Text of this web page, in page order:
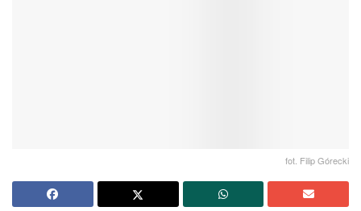
fot. Filip Górecki